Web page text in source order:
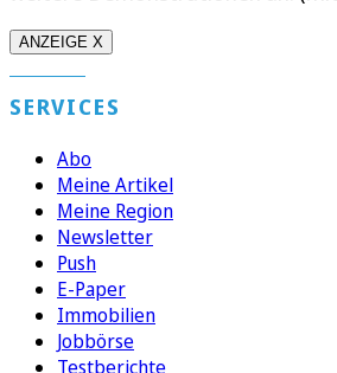
ANZEIGE X
SERVICES
Abo
Meine Artikel
Meine Region
Newsletter
Push
E-Paper
Immobilien
Jobbörse
Testberichte